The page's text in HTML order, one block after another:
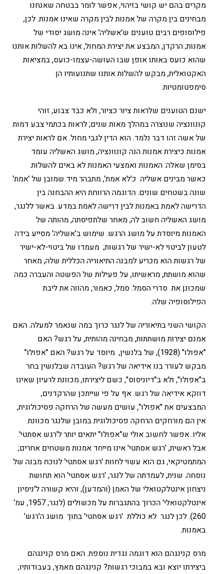
מקרים בהם יש קושי בזיהוי, אפשר לומר בבטחה שאנחנו
מבחינים בין מקרה של אמנות לבין מקרה שאינו אמנות. לכן,
פילוסופים רבים טוענים ש'אשליה' אינה מושג יסודי של
אמנות; הרקדן, המבצע את יצירת המחול, אינו בא להשלות אותנו
שהוא כועס באותו אופן שבו העושה-עצמו-כועס, במציאות
האקטואלית, מבקש להשלות אותנו שתנועותיו הן
סימפטומטיות.
ישנם הטוענים שלראות ציור כציור, ולא כבד צבוע, זוהי
קונוונציה שנוצרה במהלך מאות שנים; לראות בכתמי צבע דמות
של אשה זהו דבר נלמד. הוא הדין לגבי מחול. אם לראות יצירת
אמנות כיצירת אמנות הנה קונוונציה, מושג האשליה עומד
בסימן שאלה: האמנות ואמצעי האמנות לא באים להשלות.
כאשר מבינים אשליה כ'לא אמת', מתבהר מיד שמובן של 'אמת'
שונה בשטחים שונים. הדוגמה הרווחת היא ההבחנה בין
הדרישה לאמת באמנות לבין דרישה לאמת במדע. באשר ללנגר,
מושג האשליה חשוב לה, מאחר שלתפיסתה, מהותה של
האמנות מיוסדת על מושג הרגש. שימוש ב'אשליה' מסייע בידה
לטעון לביטוי לא-ישיר של רגשות; מעמדו של ביטוי-לא-ישיר
של רגשות הוא מכריע למבנה התיאוריה הכללית שלה, מאחר
שהוא מושתת, מראשיתו, על פעילות של הפשטה והעברה כמה
שמכונן את סדרי הסמל. סמל, כאמור, מהווה את ליבת
הפילוסופיה שלה.
הקושי השני בתיאוריה של לנגר כרוך במה שנאמר למעלה. האם
אמנם יצירות מושתתות, מבחינה מהותית, על רגש? האם
"אפולו" (1928), של בלנשין, מיוסד על רגש? האם "אפולו"
מבקש לעורר בנו אידיאה של רגש? העובדה שבלנשין בחר
ב"אפולו", ולא ב"דיוניסוס", כשם ליצירתו, מכוונת לרעיון שאינו
דווקא אידיאה של רגש. אף על פי שייתכן שהרקדנים,
המבצעים את "אפולו", עושים מעשה של הרחקה פסיכולוגית,
אין הם מורחקים הרחקה פסיכולוגית במובן שלנגר מכוונת
אליו. אפשר לחשוב אולי ש"אפולו" יתאים יותר ל'רגש אסתטי'.
אבל ראשית, 'רגש אסתטי' אינו מייחד אמנות משטחים אחרים;
המתמטיקאי, גם הוא עשוי לחוות 'רגש אסתטי' לנוכח מבנה של
נוסחה. שנית, לעמדתה של לנגר, 'רגש אסתטי' הוא תחושת
ניצחון אינטלקטואלי של האמן (והמדען), והיא קשורה ל'ניסיון
אינטלקטואלי' הכרוך בהתגברות על מכשולים (לנגר, 1957, עמ'
260). לכן לנגר לא כוללת 'רגש אסתטי' בתוך מושג ה'רגש'
באמנות.
מרס קנינגהם הוא דוגמה נגדית נוספת. האם מרס קנינגהם
ביצירתו יוצא ובא במבוכי רגשות? קנינגהם מאמץ, בעבודותיו,